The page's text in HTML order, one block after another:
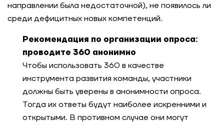
направлении была недостаточной), не появилось ли
среди дефицитных новых компетенций.
Рекомендация по организации опроса:
проводите 360 анонимно
Чтобы использовать 360 в качестве
инструмента развития команды, участники
должны быть уверены в анонимности опроса.
Тогда их ответы будут наиболее искренними и
открытыми. В противном случае они могут